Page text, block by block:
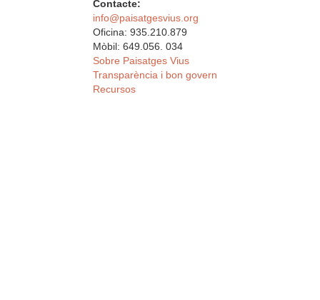
Contacte:
info@paisatgesvius.org
Oficina: 935.210.879
Mòbil: 649.056. 034
Sobre Paisatges Vius
Transparència i bon govern
Recursos